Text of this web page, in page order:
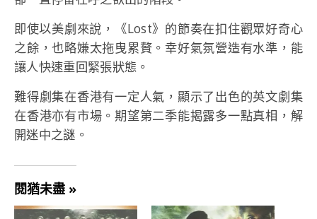
即使以美劇來說，《Lost》的節奏在扣住觀眾好奇心
之餘，也略嫌太拖曳累贅。幸好氣氛營造有水準，能
讓人快速重回緊張狀態。
難得劇集在香港有一定人氣，顯示了出色的英文劇集
在香港亦有市場。期望第二季能揭露多一點真相，解
開迷中之謎。
閱猶未盡 »